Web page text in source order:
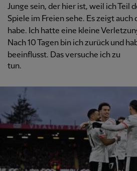
Junge sein, der hier ist, weil ich Teil
Spiele im Freien sehe. Es zeigt auch
habe. Ich hatte eine kleine
Nach 10 Tagen bin ich zurück und
beeinflusst. Das versuche ich zu
tun.